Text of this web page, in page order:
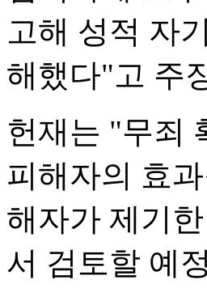
고해 성적 자
해했다"고 주
헌재는 "무죄
피해자의 효
해자가 제기
서 검토할 예